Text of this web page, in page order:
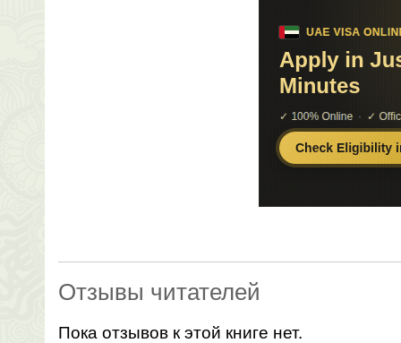
Отзывы читателей
Пока отзывов к этой книге нет.